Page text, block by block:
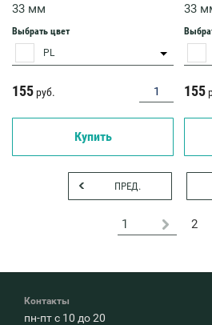
33 мм
Выбрать цвет
PL
155 руб.
Купить
33
155
ПРЕД.
2
Контакты
пн-пт с 10 до 20